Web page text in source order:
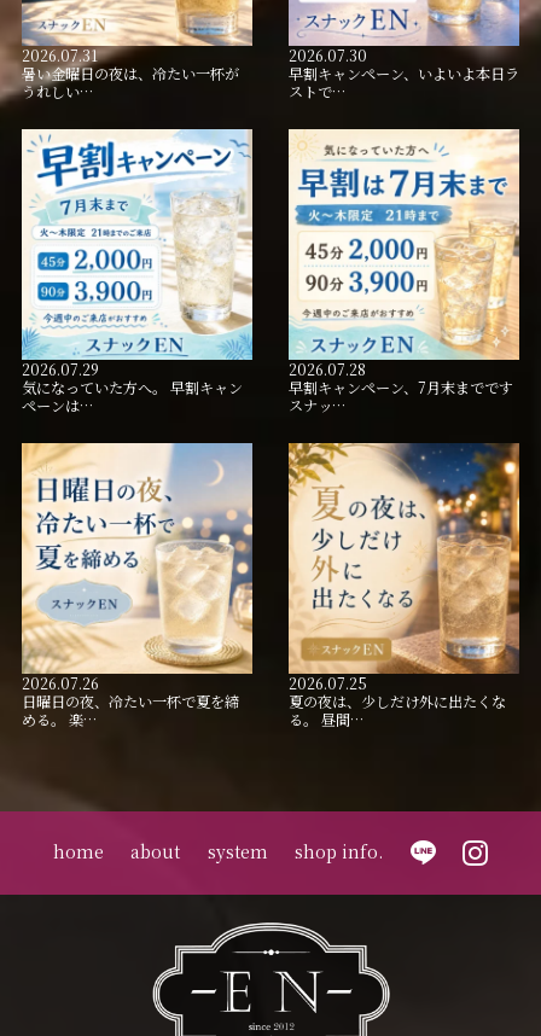
2026.07.31
暑い金曜日の夜は、冷たい一杯が
うれしい…
2026.07.30
早割キャンペーン、いよいよ本日ラ
ストで…
2026.07.29
気になっていた方へ。 早割キャン
ペーンは…
2026.07.28
早割キャンペーン、7月末までです
スナッ…
2026.07.26
日曜日の夜、冷たい一杯で夏を締
める。 楽…
2026.07.25
夏の夜は、少しだけ外に出たくな
る。 昼間…
home about system shop info.